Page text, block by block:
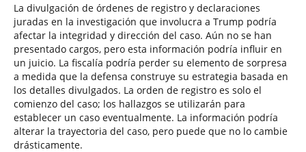
La divulgación de órdenes de registro y declaraciones
juradas en la investigación que involucra a Trump podría
afectar la integridad y dirección del caso. Aún no se han
presentado cargos, pero esta información podría influir en
un juicio. La fiscalía podría perder su elemento de sorpresa
a medida que la defensa construye su estrategia basada en
los detalles divulgados. La orden de registro es solo el
comienzo del caso; los hallazgos se utilizarán para
establecer un caso eventualmente. La información podría
alterar la trayectoria del caso, pero puede que no lo cambie
drásticamente.